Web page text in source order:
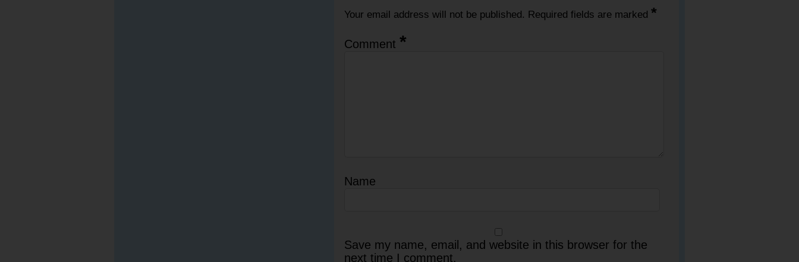
Your email address will not be published. Required fields are marked *
Comment *
Name
Save my name, email, and website in this browser for the
next time I comment.